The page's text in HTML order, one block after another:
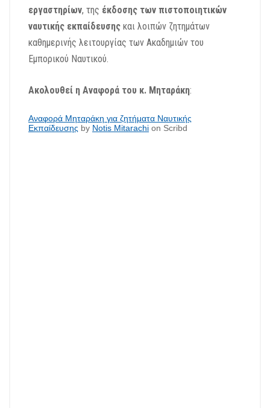
εργαστηρίων, της έκδοσης των πιστοποιητικών
ναυτικής εκπαίδευσης και λοιπών ζητημάτων
καθημερινής λειτουργίας των Ακαδημιών του
Εμπορικού Ναυτικού.
Ακολουθεί η Αναφορά του κ. Μηταράκη:
Αναφορά Μηταράκη για ζητήματα Ναυτικής
Εκπαίδευσης by Notis Mitarachi on Scribd